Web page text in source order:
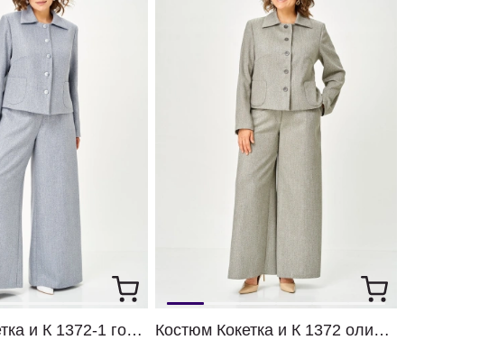
Костюм Кокетка и К 1372-1 голубой Костюм Кокетка и К 1372 оливка